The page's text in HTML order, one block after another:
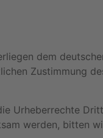
dem
Zustimmung
Urheberrechte
werden, bitten